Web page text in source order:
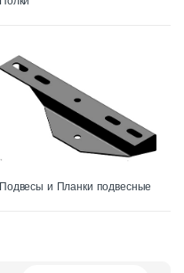
Подвесы и Планки подвесные